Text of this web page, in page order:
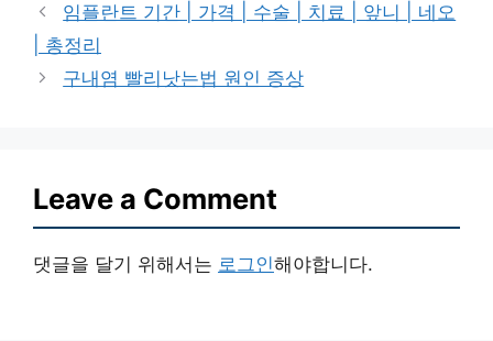
임플란트 기간 | 가격 | 수술 | 치료 | 앞니 | 네오
| 총정리
구내염 빨리낫는법 원인 증상
Leave a Comment
댓글을 달기 위해서는 로그인해야합니다.